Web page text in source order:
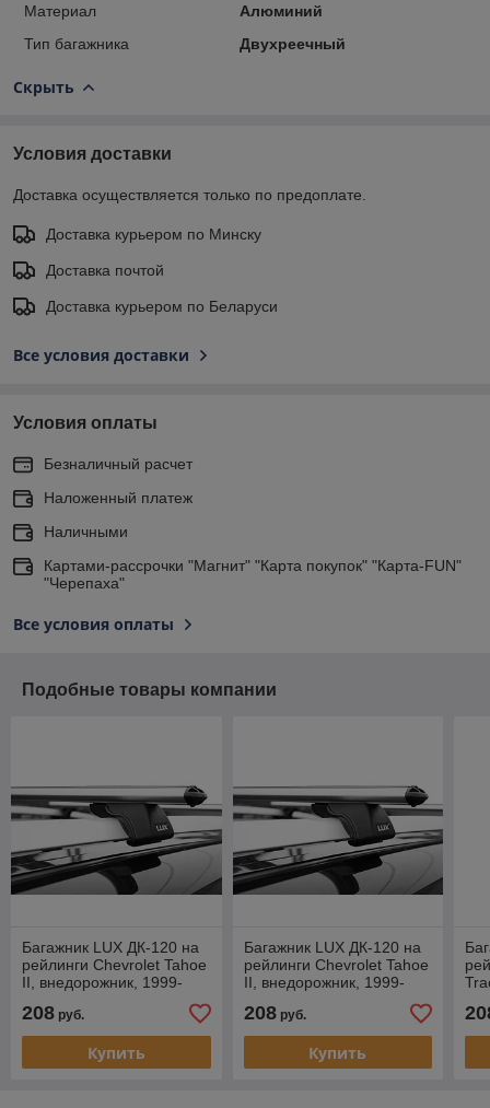
Материал
Алюминий
Тип багажника
Двухреечный
Скрыть
Условия доставки
Доставка осуществляется только по предоплате.
Доставка курьером по Минску
Доставка почтой
Доставка курьером по Беларуси
Все условия доставки
Условия оплаты
Безналичный расчет
Наложенный платеж
Наличными
Картами-рассрочки "Магнит" "Карта покупок" "Карта-FUN"
"Черепаха"
Все условия оплаты
Подобные товары компании
Багажник LUX ДК-120 на
рейлинги Chevrolet Tahoe
II, внедорожник, 1999-
208 руб.
Купить
Багажник LUX ДК-120 на
рейлинги Chevrolet Tahoe
II, внедорожник, 1999-
208руб.
Купить